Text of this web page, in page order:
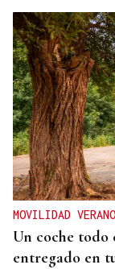
MOVILIDAD VERANO
Un coche todo
entregado en